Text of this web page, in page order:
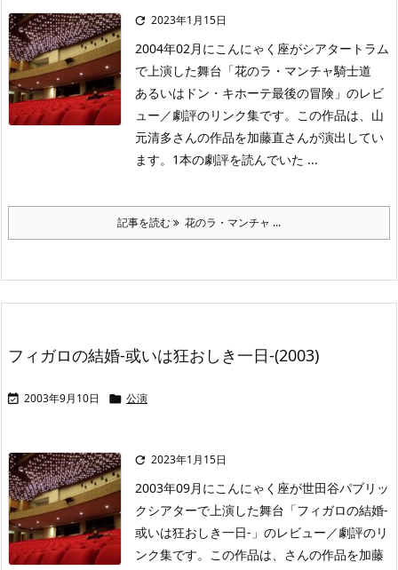
 2023年1月15日
2004年02月にこんにゃく座がシアタートラム
で上演した舞台「花のラ・マンチャ騎士道
あるいはドン・キホーテ最後の冒険」のレビ
ュー／劇評のリンク集です。この作品は、山
元清多さんの作品を加藤直さんが演出してい
ます。1本の劇評を読んでいた ...
記事を読む 花のラ・マンチャ ...
フィガロの結婚-或いは狂おしき一日-(2003)
 2003年9月10日  公演
 2023年1月15日
2003年09月にこんにゃく座が世田谷パブリッ
クシアターで上演した舞台「フィガロの結婚-
或いは狂おしき一日-」のレビュー／劇評のリ
ンク集です。この作品は、さんの作品を加藤